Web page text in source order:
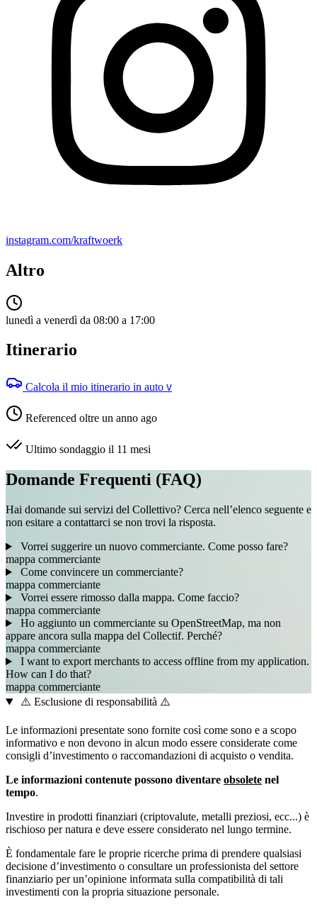
instagram.com/kraftwoerk
Altro
lunedì a venerdì da 08:00 a 17:00
Itinerario
Calcola il mio itinerario in auto V
Referenced oltre un anno ago
Ultimo sondaggio il 11 mesi
Domande Frequenti (FAQ)
Hai domande sui servizi del Collettivo? Cerca nell’elenco seguente e
non esitare a contattarci se non trovi la risposta.
Vorrei suggerire un nuovo commerciante. Come posso fare?
mappa commerciante
Come convincere un commerciante?
mappa commerciante
Vorrei essere rimosso dalla mappa. Come faccio?
mappa commerciante
Ho aggiunto un commerciante su OpenStreetMap, ma non
appare ancora sulla mappa del Collectif. Perché?
mappa commerciante
I want to export merchants to access offline from my application.
How can I do that?
mappa commerciante
⚠️ Esclusione di responsabilità ⚠️
Le informazioni presentate sono fornite così come sono e a scopo
informativo e non devono in alcun modo essere considerate come
consigli d’investimento o raccomandazioni di acquisto o vendita.
Le informazioni contenute possono diventare obsolete nel
tempo.
Investire in prodotti finanziari (criptovalute, metalli preziosi, ecc...) è
rischioso per natura e deve essere considerato nel lungo termine.
È fondamentale fare le proprie ricerche prima di prendere qualsiasi
decisione d’investimento o consultare un professionista del settore
finanziario per un’opinione informata sulla compatibilità di tali
investimenti con la propria situazione personale.